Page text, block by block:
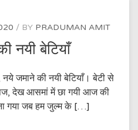
BY PRADUMAN AMIT
नयी बेटियाँ
जमाने की नयी बेटियाँ। बेटी से
देख आसमां में छा गयी आज की
गया जब हम जुल्म के […]